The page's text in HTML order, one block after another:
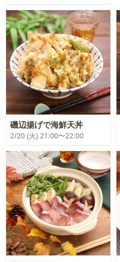
磯辺揚げで海鮮天丼
2/20 (火) 21:00〜22:00